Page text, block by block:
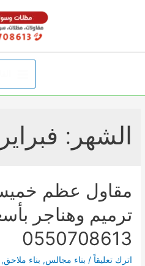
Main
الشهر: فبراير 2026
مقاول عظم
ترميم وهناجر
0550708613
اترك تعليقاً / بناء مجالس, بناء ملاحق